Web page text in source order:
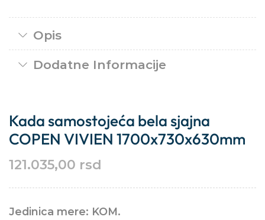
Opis
Dodatne Informacije
Kada samostojeća bela sjajna
COPEN VIVIEN 1700x730x630mm
121.035,00 rsd
Jedinica mere: KOM.